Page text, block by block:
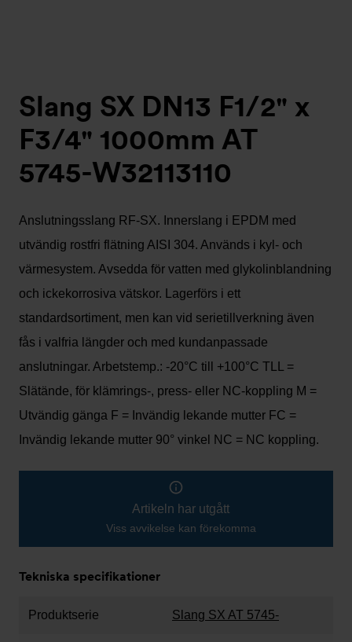
Slang SX DN13 F1/2" x
F3/4" 1000mm AT
5745-W32113110
Anslutningsslang RF-SX. Innerslang i EPDM med
utvändig rostfri flätning AISI 304. Används i kyl- och
värmesystem. Avsedda för vatten med glykolinblandning
och ickekorrosiva vätskor. Lagerförs i ett
standardsortiment, men kan vid serietillverkning även
fås i valfria längder och med kundanpassade
anslutningar. Arbetstemp.: -20°C till +100°C TLL =
Slätände, för klämrings-, press- eller NC-koppling M =
Utvändig gänga F = Invändig lekande mutter FC =
Invändig lekande mutter 90° vinkel NC = NC koppling.
Artikeln har utgått
Viss avvikelse kan förekomma
Tekniska specifikationer
Produktserie Slang SX AT 5745-